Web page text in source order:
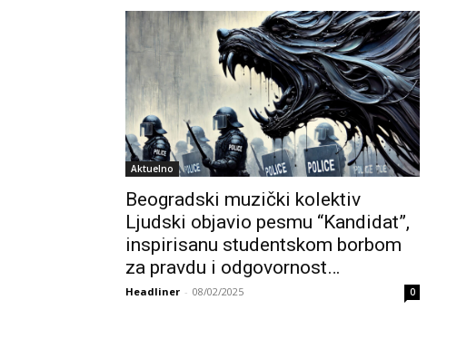
Aktuelno
Beogradski muzički kolektiv
Ljudski objavio pesmu “Kandidat”,
inspirisanu studentskom borbom
za pravdu i odgovornost…
Headliner - 08/02/2025 0